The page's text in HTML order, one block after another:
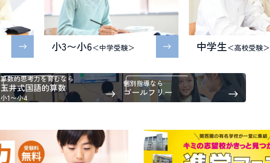
小3〜小6＜中学受験＞ 中学生＜高校受験＞
算数的思考力を育むなら
玉井式国語的算数
小1〜小4
個別指導なら
ゴールフリー